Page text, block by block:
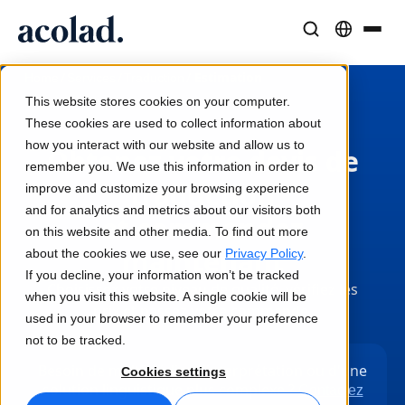
This website stores cookies on your computer.
These cookies are used to collect information about
how you interact with our website and allow us to
remember you. We use this information in order to
improve and customize your browsing experience
and for analytics and metrics about our visitors both
on this website and other media. To find out more
about the cookies we use, see our Privacy Policy.
If you decline, your information won’t be tracked
when you visit this website. A single cookie will be
used in your browser to remember your preference
not to be tracked.
Cookies settings
Traduction
Vitesse de l’IA, précision humaine
Interprétation
Communication fluide, partout
Médias et Divertissement
Donnez vie à vos contenus sur tous les écrans
Conseil et Externalisation
Lia Go
Traductions instantanées conformes à votre marque
Lia Services
Géré par des experts
Lia Live
L'interprétation revisitée
Connectivité
Études de cas
Résultats concrets de nos clients
Articles
Analyses d’experts sur le contenu global
Ebooks
Guides et stratégies approfondis
Webinaires à la demande
À propos d’Acolad
Durabilité
Partenaires
Actualités
Obtenez votre devis de
traduction
et commandez
maintenant
Choisissez votre niveau de qualité, vérifiez les
prix et passez votre commande.
Besoin de multimédia, d'interprétation ou d'une
solution linguistique plus complexe ?Contactez